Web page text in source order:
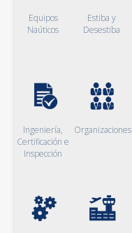
Equipos
Naúticos
Estiba y
Desestiba
Ingeniería,
Certificación e
Inspección
Organizaciones